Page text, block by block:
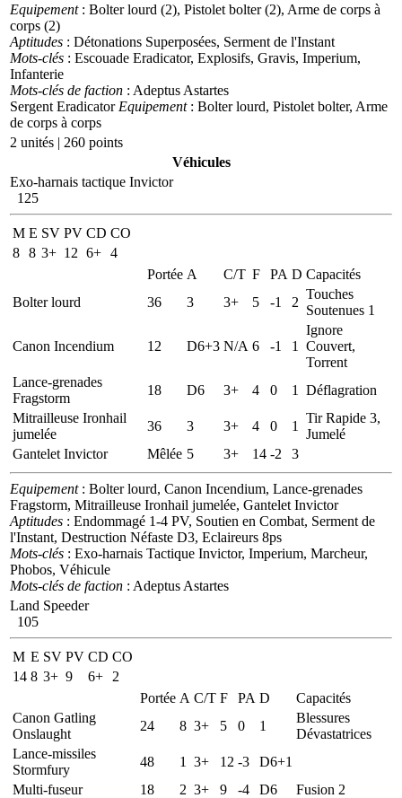
Equipement: Bolter lourd (2), Pistolet bolter (2), Arme de corps à
corps (2)
Aptitudes : Détonations Superposées, Serment de l'Instant
Mots-clés : Escouade Eradicator, Explosifs, Gravis, Imperium,
Infanterie
Mots-clés de faction : Adeptus Astartes
Sergent Eradicator Equipement: Bolter lourd, Pistolet bolter, Arme
de corps à corps
2 unités | 260 points
Véhicules
Exo-harnais tactique Invictor
125
M E SV PV CD CO
8 8 3+ 12 6+ 4
Portée A C/T F PA D Capacités
Bolter lourd
36 3 3+ 5 -1 2
Touches
Soutenues 1
Canon Incendium 12 D6+3 N/A 6 -1 1
Ignore
Couvert,
Torrent
Lance-grenades
Fragstorm
18 D6 3+ 4 0 1
Déflagration
Mitrailleuse Ironhail
jumelée
36 3 3+ 4 0 1
Tir Rapide 3,
Jumelé
Gantelet Invictor
Mêlée 5 3+ 14 -2 3
Equipement: Bolter lourd, Canon Incendium, Lance-grenades
Fragstorm, Mitrailleuse Ironhail jumelée, Gantelet Invictor
Aptitudes : Endommagé 1-4 PV, Soutien en Combat, Serment de
l'Instant, Destruction Néfaste D3, Eclaireurs 8ps
Mots-clés : Exo-harnais Tactique Invictor, Imperium, Marcheur,
Phobos, Véhicule
Mots-clés de faction : Adeptus Astartes
Land Speeder
105
M E SV PV CD CO
14 8 3+ 9 6+
2
Portée A C/T F PA D
Capacités
Canon Gatling
Onslaught
24 8 3+ 5 0 1
Blessures
Dévastatrices
Lance-missiles
Stormfury
48 1 3+ 12 -3
D6+1
Multi-fuseur
18 2 3+ 9 -4 D6
Fusion 2